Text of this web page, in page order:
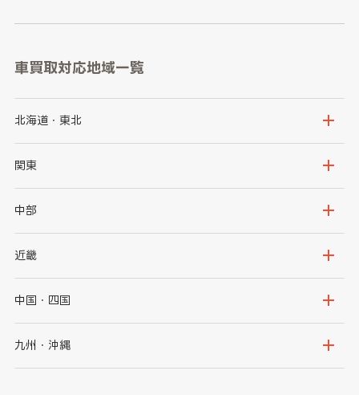
車買取対応地域一覧
北海道・東北
北海道
岩手県
秋田県
関東
茨城県
群馬県
千葉県
中部
新潟県
石川県
山梨県
近畿
大阪府
京都府
中国・四国
鳥取県
九州・沖縄